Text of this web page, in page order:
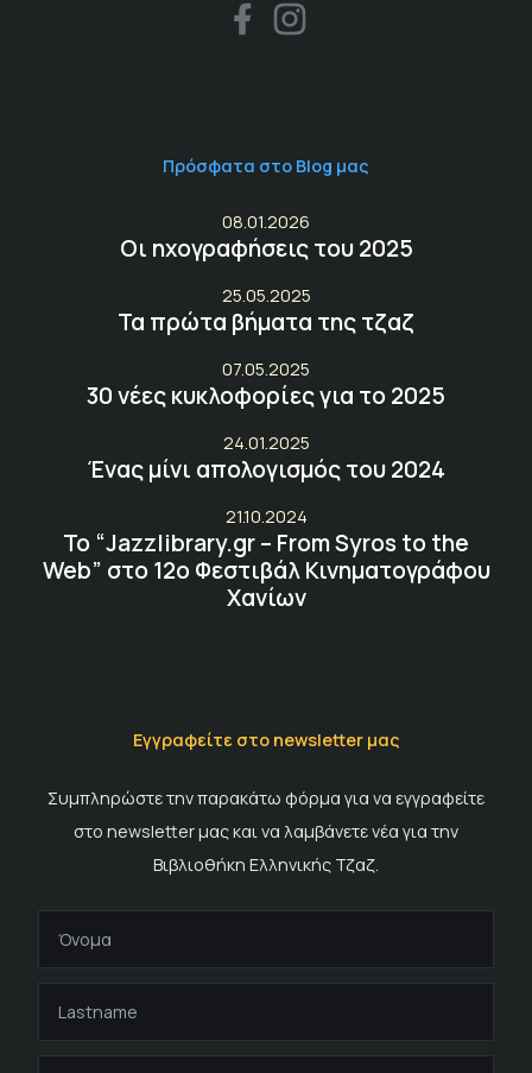
Πρόσφατα στο Blog μας
08.01.2026
Οι ηχογραφήσεις του 2025
25.05.2025
Τα πρώτα βήματα της τζαζ
07.05.2025
30 νέες κυκλοφορίες για το 2025
24.01.2025
Ένας μίνι απολογισμός του 2024
21.10.2024
Το “Jazzlibrary.gr – From Syros to the
Web” στο 12ο Φεστιβάλ Κινηματογράφου
Χανίων
Εγγραφείτε στο newsletter μας
Συμπληρώστε την παρακάτω φόρμα για να εγγραφείτε
στο newsletter μας και να λαμβάνετε νέα για την
Βιβλιοθήκη Ελληνικής Τζαζ.